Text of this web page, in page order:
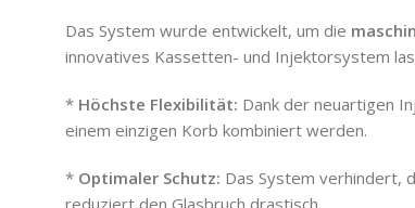
Das System wurde entwickelt, um die
innovatives Kassetten- und Injektorsystem
* Höchste Flexibilität: Dank der neuartigen
einem einzigen Korb kombiniert werden.
* Optimaler Schutz: Das System verhindert,